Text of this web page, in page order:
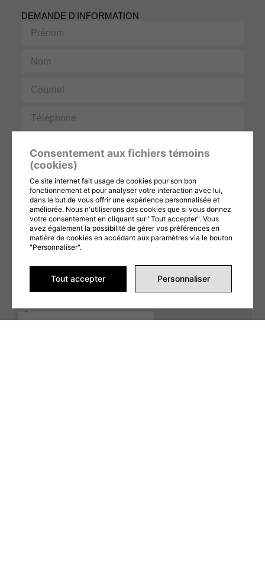
DEMANDE D'INFORMATION
Prénom
Téléphone
Ce formulaire est protégé par reCAPTCHA et lesPolitiques de confidentialité
Conditions d'utilisation de Google s'appliquent. En remplissant ce formulaire,
vous consentez à partager vos informations conformément à nos Conditions
d'utilisationetpolitique de confidentialité
ENVOYER LA DEMANDE
Alternative:
Consentement aux fichiers témoins
(cookies)
Ce site internet fait usage de cookies pour son bon
fonctionnement et pour analyser votre interaction avec lui,
dans le but de vous offrir une expérience personnalisée et
améliorée. Nous n'utiliserons des cookies que si vous donnez
votre consentement en cliquant sur "Tout accepter". Vous
avez également la possibilité de gérer vos préférences en
matière de cookies en accédant aux paramètres via le bouton
"Personnaliser".
Tout accepter Personnaliser